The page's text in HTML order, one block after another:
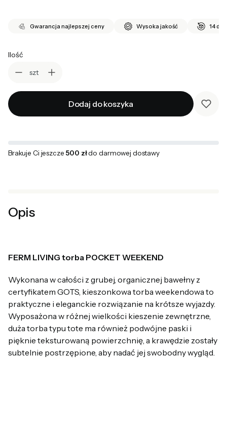
Gwarancja najlepszej ceny Wysoka jakość 14 dni
Ilość
szt
Dodaj do koszyka
Brakuje Ci jeszcze 500 złdo darmowej dostawy
Opis
FERM LIVING torba POCKET WEEKEND
Wykonana w całości z grubej, organicznej bawełny z
certyfikatem GOTS, kieszonkowa torba weekendowa to
praktyczne i eleganckie rozwiązanie na krótsze wyjazdy.
Wyposażona w różnej wielkości kieszenie zewnętrzne,
duża torba typu tote ma również podwójne paski i
pięknie teksturowaną powierzchnię, a krawędzie zostały
subtelnie postrzępione, aby nadać jej swobodny wygląd.